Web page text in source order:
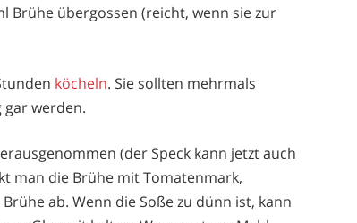
Brühe übergossen (reicht, wenn sie zur
köcheln. Sie sollten mehrmals
werden.
(der Speck kann jetzt auch
man die Brühe mit Tomatenmark,
ab. Wenn die Soße zu dünn ist, kann